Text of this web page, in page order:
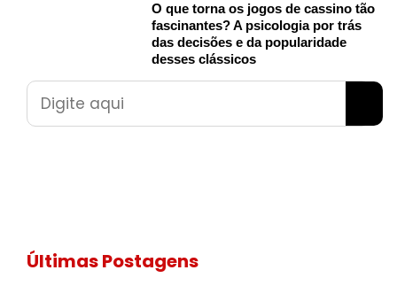
O que torna os jogos de cassino tão
fascinantes? A psicologia por trás
das decisões e da popularidade
desses clássicos
Pesquisar
Últimas Postagens